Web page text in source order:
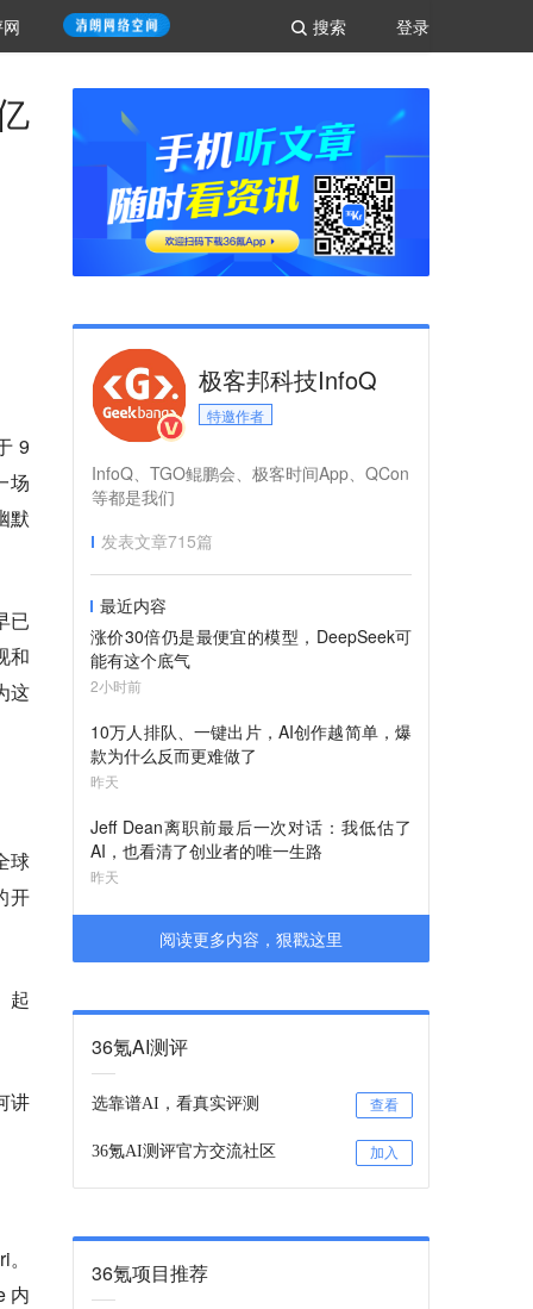
登录
搜索
9
场
默
已
和
这
球
开
起
讲
内
极客邦科技InfoQ
特邀作者
InfoQ、TGO鲲鹏会、极客时间App、QCon
等都是我们
发表文章715篇
最近内容
涨价30倍仍是最便宜的模型，DeepSeek可
能有这个底气
2小时前
10万人排队、一键出片，AI创作越简单，爆
款为什么反而更难做了
昨天
Jeff Dean离职前最后一次对话：我低估了
AI，也看清了创业者的唯一生路
昨天
阅读更多内容，狠戳这里
36氪AI测评
选靠谱AI，看真实评测 查看
36氪AI测评官方交流社区 加入
36氪项目推荐